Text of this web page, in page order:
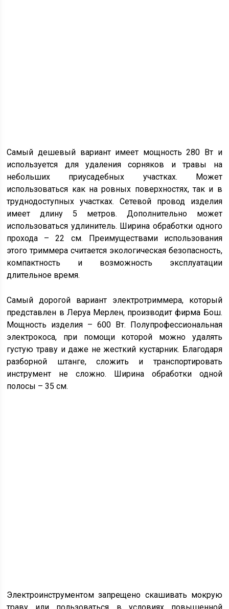
Самый дешевый вариант имеет мощность 280 Вт и
используется для удаления сорняков и травы на
небольших приусадебных участках. Может
использоваться как на ровных поверхностях, так и в
труднодоступных участках. Сетевой провод изделия
имеет длину 5 метров. Дополнительно может
использоваться удлинитель. Ширина обработки одного
прохода – 22 см. Преимуществами использования
этого триммера считается экологическая безопасность,
компактность и возможность эксплуатации
длительное время.
Самый дорогой вариант электротриммера, который
представлен в Леруа Мерлен, производит фирма Бош.
Мощность изделия – 600 Вт. Полупрофессиональная
электрокоса, при помощи которой можно удалять
густую траву и даже не жесткий кустарник. Благодаря
разборной штанге, сложить и транспортировать
инструмент не сложно. Ширина обработки одной
полосы – 35 см.
Электроинструментом запрещено скашивать мокрую